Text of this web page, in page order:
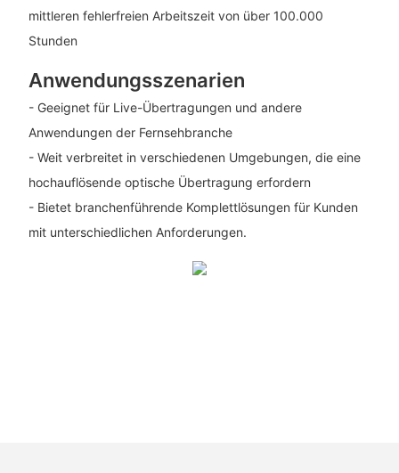
mittleren fehlerfreien Arbeitszeit von über 100.000
Stunden
Anwendungsszenarien
- Geeignet für Live-Übertragungen und andere
Anwendungen der Fernsehbranche
- Weit verbreitet in verschiedenen Umgebungen, die eine
hochauflösende optische Übertragung erfordern
- Bietet branchenführende Komplettlösungen für Kunden
mit unterschiedlichen Anforderungen.